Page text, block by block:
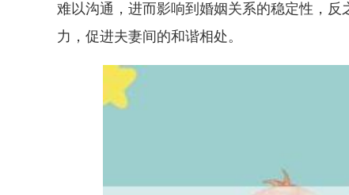
难以沟通，进而影响到婚姻关系的稳定性，
力，促进夫妻间的和谐相处。